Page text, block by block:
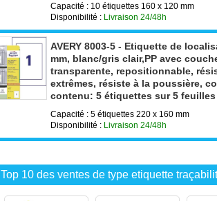
Capacité : 10 étiquettes 160 x 120 mm
Disponibilité : Livraison 24/48h
AVERY 8003-5 - Etiquette de
mm, blanc/gris clair,PP avec
transparente, repositionnable,
extrêmes, résiste à la poussière,
contenu: 5 étiquettes sur 5 feuilles
Capacité : 5 étiquettes 220 x 160 mm
Disponibilité : Livraison 24/48h
Top 10 des ventes de type etiquette